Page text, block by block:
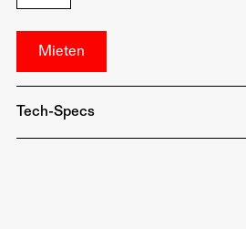
Tech-Specs